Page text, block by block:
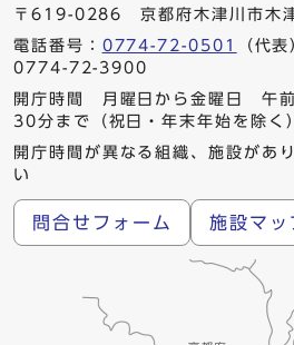
〒619-0286 京都府木津川市木
電話番号： 0774-72-0501
（代
0774-72-3900
開庁時間 月曜日から金曜日 午
30分まで（祝日・年末年始を除く
開庁時間が異なる組織、施設があ
い
問合せフォーム 施設マッ